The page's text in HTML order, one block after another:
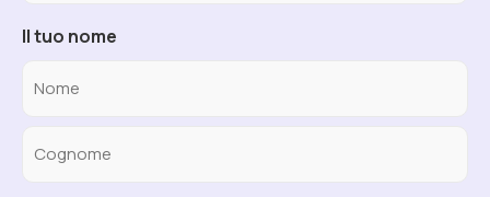
Il tuo nome